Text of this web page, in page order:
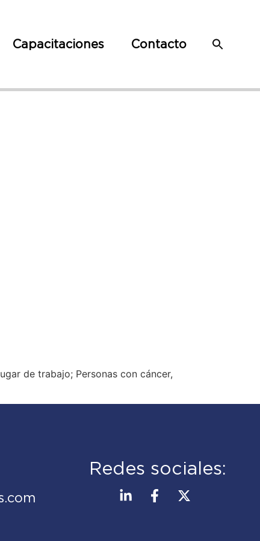
Capacitaciones Contacto
de trabajo; Personas con cáncer,
Redes sociales: